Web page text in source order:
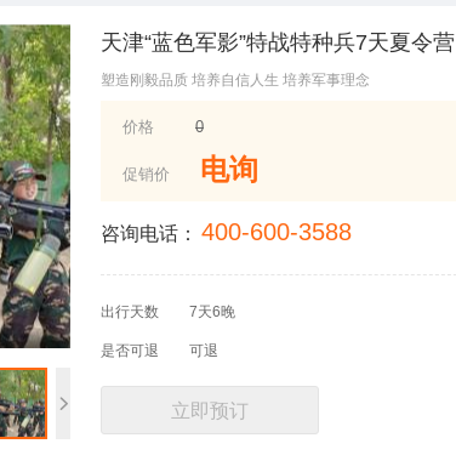
天津“蓝色军影”特战特种兵7天夏令营
塑造刚毅品质 培养自信人生 培养军事理念
价格 0
促销价 电询
咨询电话： 400-600-3588
出行天数 7天6晚
是否可退 可退
立即预订